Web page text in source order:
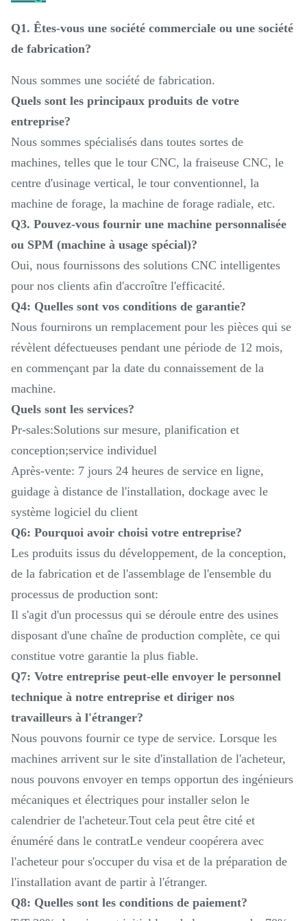
Q1. Êtes-vous une société commerciale ou une société
de fabrication?
Nous sommes une société de fabrication.
Quels sont les principaux produits de votre
entreprise?
Nous sommes spécialisés dans toutes sortes de
machines, telles que le tour CNC, la fraiseuse CNC, le
centre d'usinage vertical, le tour conventionnel, la
machine de forage, la machine de forage radiale, etc.
Q3. Pouvez-vous fournir une machine personnalisée
ou SPM (machine à usage spécial)?
Oui, nous fournissons des solutions CNC intelligentes
pour nos clients afin d'accroître l'efficacité.
Q4: Quelles sont vos conditions de garantie?
Nous fournirons un remplacement pour les pièces qui se
révèlent défectueuses pendant une période de 12 mois,
en commençant par la date du connaissement de la
machine.
Quels sont les services?
Pr-sales:Solutions sur mesure, planification et
conception;service individuel
Après-vente: 7 jours 24 heures de service en ligne,
guidage à distance de l'installation, dockage avec le
système logiciel du client
Q6: Pourquoi avoir choisi votre entreprise?
Les produits issus du développement, de la conception,
de la fabrication et de l'assemblage de l'ensemble du
processus de production sont:
Il s'agit d'un processus qui se déroule entre des usines
disposant d'une chaîne de production complète, ce qui
constitue votre garantie la plus fiable.
Q7: Votre entreprise peut-elle envoyer le personnel
technique à notre entreprise et diriger nos
travailleurs à l'étranger?
Nous pouvons fournir ce type de service. Lorsque les
machines arrivent sur le site d'installation de l'acheteur,
nous pouvons envoyer en temps opportun des ingénieurs
mécaniques et électriques pour installer selon le
calendrier de l'acheteur.Tout cela peut être cité et
énuméré dans le contratLe vendeur coopérera avec
l'acheteur pour s'occuper du visa et de la préparation de
l'installation avant de partir à l'étranger.
Q8: Quelles sont les conditions de paiement?